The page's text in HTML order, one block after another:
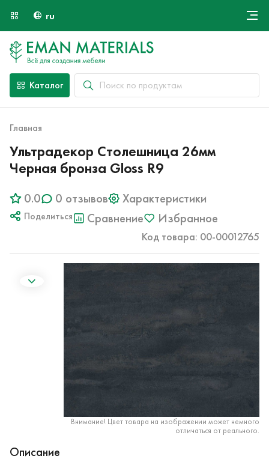
ru
Оплата и доставка
Каталог
Главная
Ультрадекор Столешница 26мм
Черная бронза Gloss R9
0.0 0 отзывов Характеристики
Поделиться Сравнение Избранное
Код товара: 00-00012765
Внимание! Цвет товара на изображении может немного
отличаться от реального.
Описание